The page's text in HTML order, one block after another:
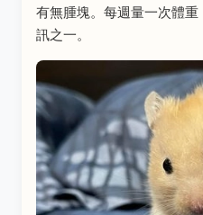
有無腫塊。每週量一次體
訊之一。